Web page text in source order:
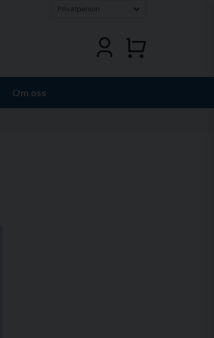
Om oss